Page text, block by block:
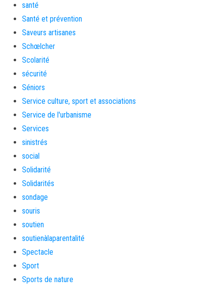
santé
Santé et prévention
Saveurs artisanes
Schœlcher
Scolarité
sécurité
Séniors
Service culture, sport et associations
Service de l'urbanisme
Services
sinistrés
social
Solidarité
Solidarités
sondage
souris
soutien
soutienàlaparentalité
Spectacle
Sport
Sports de nature